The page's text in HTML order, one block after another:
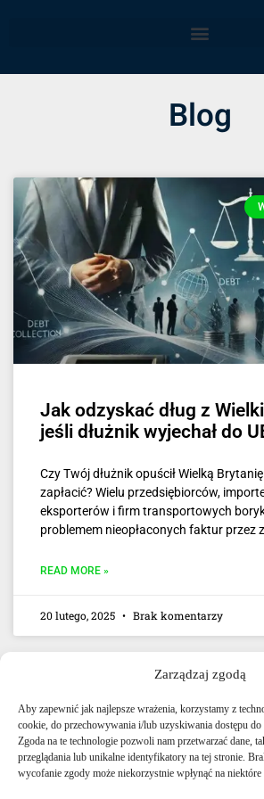
Zarządzaj zgodą
Aby zapewnić jak najlepsze wrażenia, korzystamy z
cookie, do przechowywania i/lub uzyskiwania dostępu
Zgoda na te technologie pozwoli nam przetwarzać dane,
przeglądania lub unikalne identyfikatory na tej stronie.
wycofanie zgody może niekorzystnie wpłynąć na
Blog
Jak odzyskać dług z
jeśli dłużnik wyjechał do
Czy Twój dłużnik opuścił Wielką
zapłacić? Wielu przedsiębiorców,
eksporterów i firm transportowych
problemem nieopłaconych faktur przez
READ MORE »
20 lutego, 2025 Brak komentarzy
E-mail: info@agencjacelna.uk